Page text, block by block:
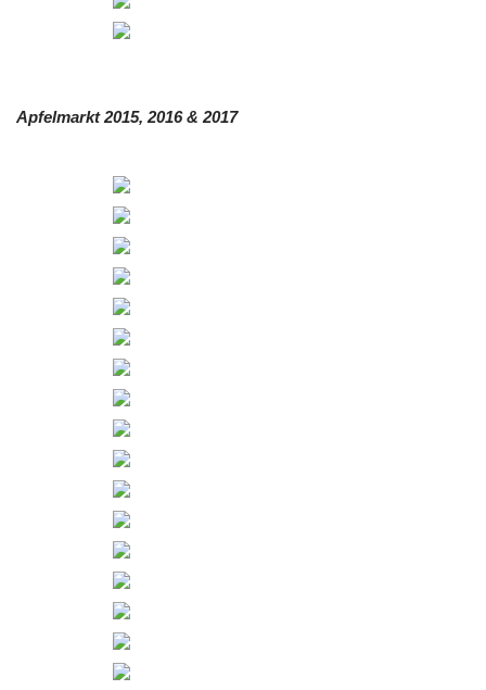
Apfelmarkt 2015, 2016 & 2017